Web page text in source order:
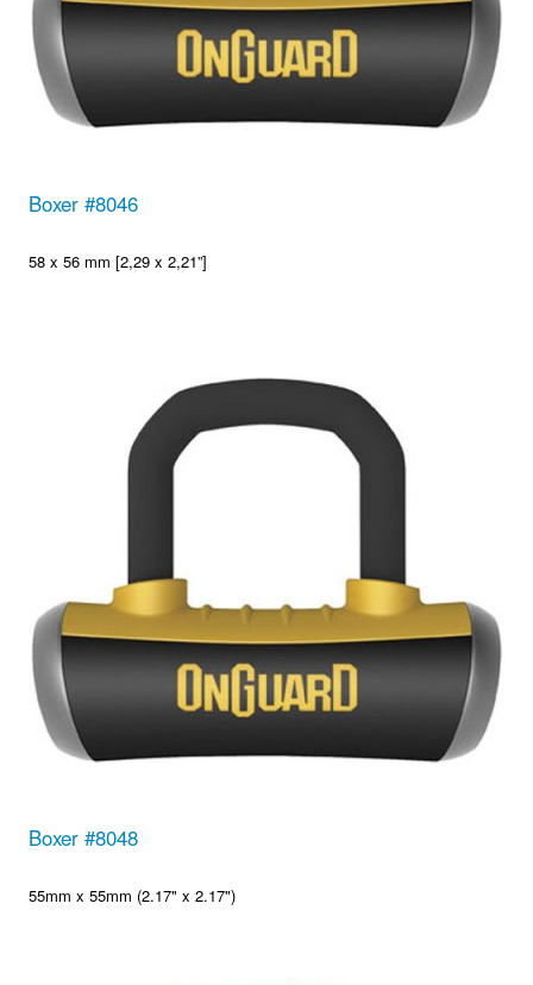
Boxer #8046
58 x 56 mm [2,29 x 2,21”]
Boxer #8048
55mm x 55mm (2.17" x 2.17")